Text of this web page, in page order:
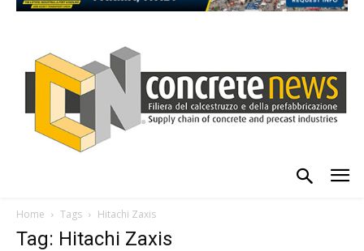
Home Tags Hitachi Zaxis
Tag: Hitachi Zaxis